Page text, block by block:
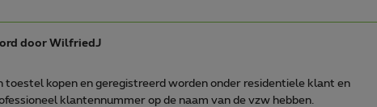
door WilfriedJ
toestel kopen en geregistreerd worden onder residentiele klant en
klantennummer op de naam van de vzw hebben.